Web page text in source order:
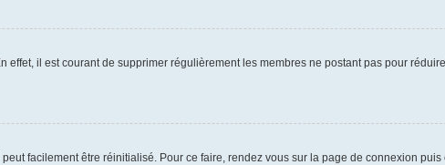
effet, il est courant de supprimer régulièrement les membres ne postant pas pour
facilement être réinitialisé. Pour ce faire, rendez vous sur la page de connexion puis